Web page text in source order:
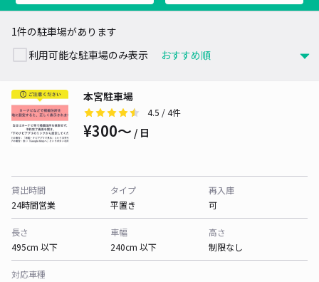
1件の駐車場があります
利用可能な駐車場のみ表示
本宮駐車場
4.5 / 4件
¥300〜 / 日
貸出時間
24時間営業
タイプ
平置き
再入庫
可
長さ
495cm 以下
車幅
240cm 以下
高さ
制限なし
対応車種